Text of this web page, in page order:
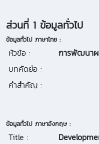
ส่วนที่ 1 ข้อมูลทั่วไป
ข้อมูลทั่วไป ภาษาไทย :
หัวข้อ :
การพัฒนา
บทคัดย่อ :
คำสำคัญ :
ข้อมูลทั่วไป ภาษาอังกฤษ :
Title :